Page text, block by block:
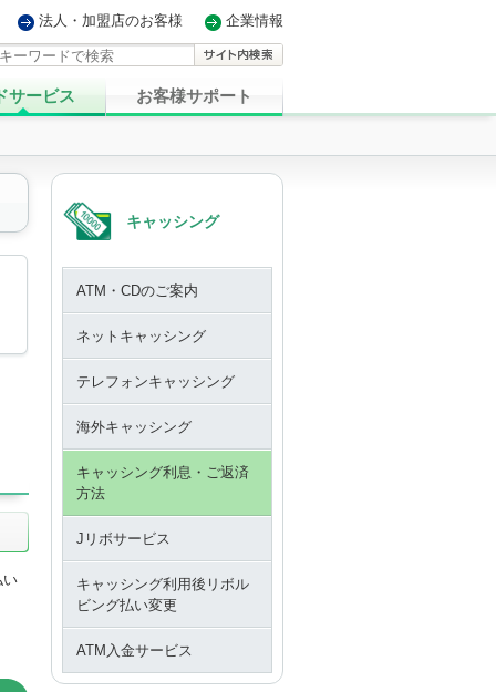
サービス お客様サポート
法人・加盟店のお客様 企業情報
い
キャッシング
ATM・CDのご案内
ネットキャッシング
テレフォンキャッシング
海外キャッシング
キャッシング利息・ご返済
方法
Jリボサービス
キャッシング利用後リボル
ビング払い変更
ATM入金サービス